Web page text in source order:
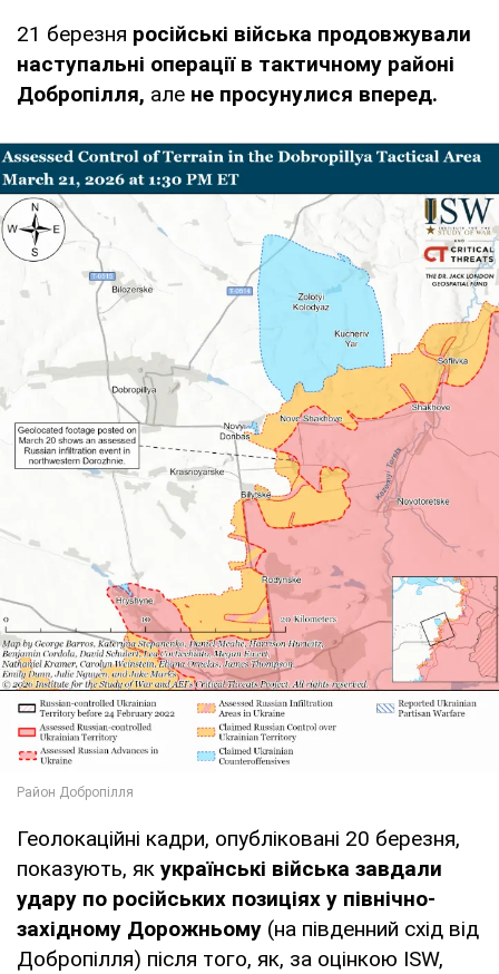
21 березня російські війська продовжували
наступальні операції в тактичному районі
Добропілля, але не просунулися вперед.
Геолокаційні кадри, опубліковані 20 березня,
показують, як українські війська завдали
удару по російських позиціях у північно-
західному Дорожньому (на південний схід від
Добропілля) після того, як, за оцінкою ISW,